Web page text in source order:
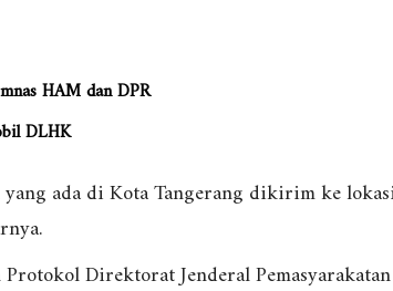
HAM dan DPR
DLHK
ada di Kota Tangerang dikirim ke
Direktorat Jenderal Pemasyarakatan